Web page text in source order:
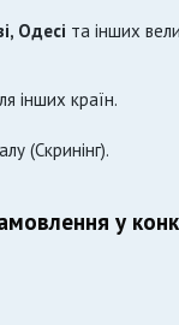
Одесі та інших
інших країн.
(Скринінг).
у